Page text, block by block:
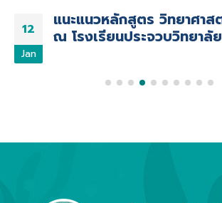
12
Jan
แนะแนวหลักสูตร วิทยาศาส
ณ โรงเรียนประจวบวิทยาลัย